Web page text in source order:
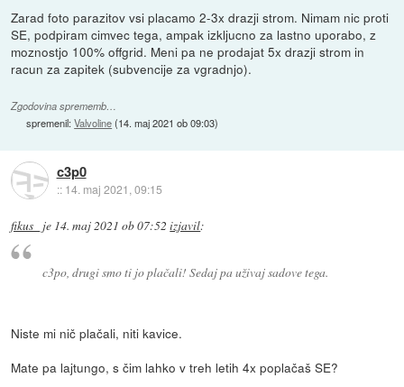
Zarad foto parazitov vsi placamo 2-3x drazji strom. Nimam nic proti
SE, podpiram cimvec tega, ampak izkljucno za lastno uporabo, z
moznostjo 100% offgrid. Meni pa ne prodajat 5x drazji strom in
racun za zapitek (subvencije za vgradnjo).
Zgodovina sprememb…
spremenil:Valvoline(14. maj 2021 ob 09:03)
c3p0
:: 14. maj 2021, 09:15
fikus_ je 14. maj 2021 ob 07:52 izjavil:
c3po, drugi smo ti jo plačali! Sedaj pa uživaj sadove tega.
Niste mi nič plačali, niti kavice.
Mate pa lajtungo, s čim lahko v treh letih 4x poplačaš SE?